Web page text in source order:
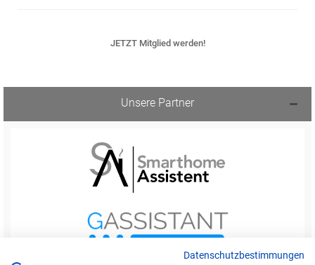
JETZT Mitglied werden!
Unsere Partner
Datenschutzbestimmungen